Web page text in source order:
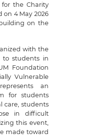
for the Charity
on 4 May 2026
on the
with the
to students in
Foundation
Vulnerable
an
for students
care, students
in difficult
this event,
made toward